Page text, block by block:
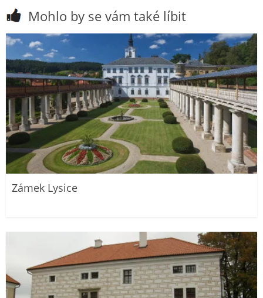
Mohlo by se vám také líbit
Zámek Lysice